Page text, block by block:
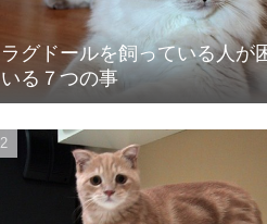
ラグドールを飼っている人が
いる７つの事